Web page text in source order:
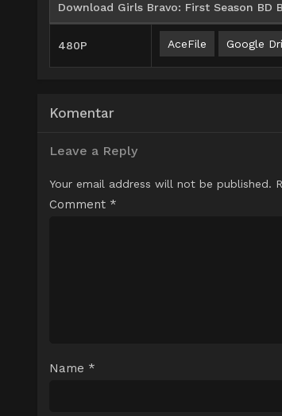
Download Girls Bravo: First Season BD
480P AceFile Google
Komentar
Leave a Reply
Your email address will not be published.
Comment *
Name *